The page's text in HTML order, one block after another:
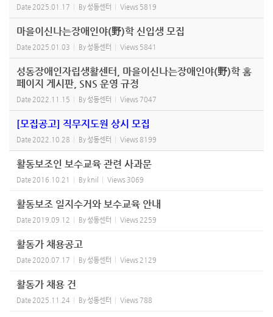
Date 2025.01.17 By성동센터 Views 5819
마을이신나는장애인야(野)학 신입생 모집
Date 2025.01.03 By성동센터 Views 5841
성동장애인자립생활센터, 마을이신나는장애인야(野)학 홈
페이지 게시판, SNS 운영 규정
Date 2022.11.15 By성동센터 Views 7047
[모집공고] 직무지도원 상시 모집
Date 2022.10.28 By성동센터 Views 8199
활동보조인 보수교육 관련 사과문
Date 2016.10.21 By knil Views 3069
활동보조 일지수거와 보수교육 안내
Date 2019.09.12 By성동센터 Views 2259
활동가 채용공고
Date 2020.07.17 By성동센터 Views 2129
활동가 채용 건
Date 2025.11.24 By성동센터 Views 788